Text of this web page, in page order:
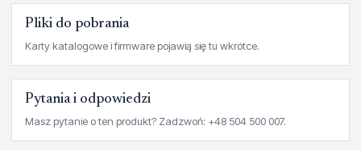
Pliki do pobrania
Karty katalogowe i firmware pojawią się tu wkrótce.
Pytania i odpowiedzi
Masz pytanie o ten produkt? Zadzwoń: +48 504 500 007.